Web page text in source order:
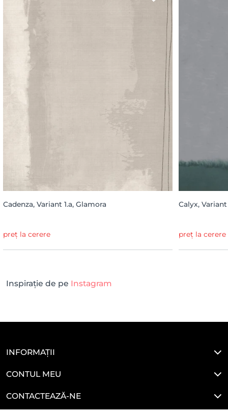
Cadenza, Variant 1.a, Glamora
preț la cerere
Calyx,
preț la cerere
Inspirație de pe Instagram
INFORMAȚII
CONTUL MEU
CONTACTEAZĂ-NE